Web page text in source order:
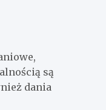
są
dania